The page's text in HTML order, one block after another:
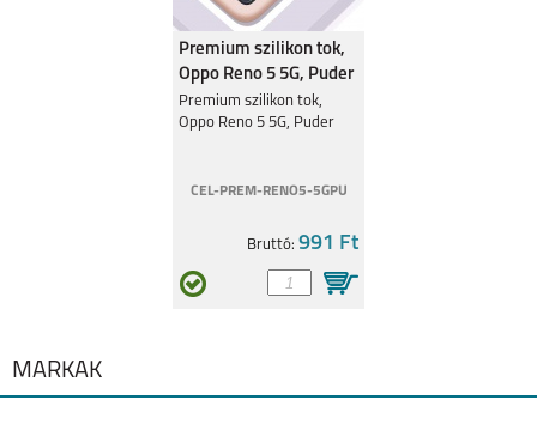
RENO 5 5G
Premium szilikon tok,
Oppo Reno 5 5G, Puder
Premium szilikon tok,
Oppo Reno 5 5G, Puder
CEL-PREM-RENO5-5GPU
Bruttó: 991 Ft
MÁRKÁK